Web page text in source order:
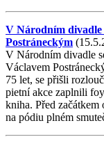
V Národním divadle
Postráneckým
V Národním divadle
Václavem
75 let, se přišli
pietní akce zaplnili
kniha. Před
na pódiu plném